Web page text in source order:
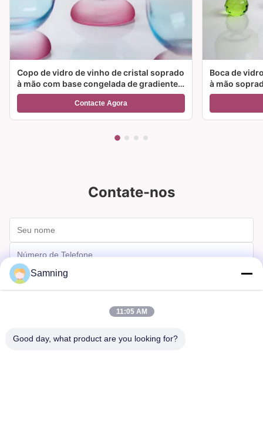
Copo de vidro de vinho de cristal soprado
à mão com base congelada de gradiente
de duas cores e capacidade de 300 ml
para cocktail de vinho e decoração
Contacte Agora
Boca de
à mão
cor e
Contate-nos
Samning
11:05 AM
Good day, what product are you looking for?